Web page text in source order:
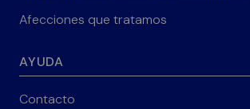
Afecciones que tratamos
AYUDA
Contacto